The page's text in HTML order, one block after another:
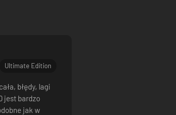
możesz przystosować grę do swoich
Ultimate Edition
błędy, lagi
jest bardzo
jak w